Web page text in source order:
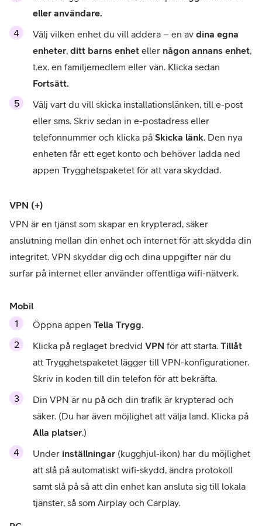
eller användare.
Välj vilken enhet du vill addera – en av dina egna
enheter, ditt barns enhet eller någon annans enhet,
Fortsätt.
Välj vart du vill skicka installationslänken, till e-post
eller sms. Skriv sedan in e-postadress eller
telefonnummer och klicka på Skicka länk. Den nya
enheten får ett eget konto och behöver ladda ned
appen Trygghetspaketet för att vara skyddad.
VPN (+)
VPN är en tjänst som skapar en krypterad, säker
anslutning mellan din enhet och internet för att skydda din
integritet. VPN skyddar dig och dina uppgifter när du
surfar på internet eller använder offentliga wifi-nätverk.
Mobil
Öppna appen Telia Trygg.
Klicka på reglaget bredvid VPN för att starta. Tillåt
att Trygghetspaketet lägger till VPN-konfigurationer.
Skriv in koden till din telefon för att bekräfta.
Din VPN är nu på och din trafik är krypterad och
Alla platser.)
Under inställningar (kugghjul-ikon) har du möjlighet
att slå på automatiskt wifi-skydd, ändra protokoll
samt slå på så att din enhet kan ansluta sig till lokala
tjänster, så som Airplay och Carplay.